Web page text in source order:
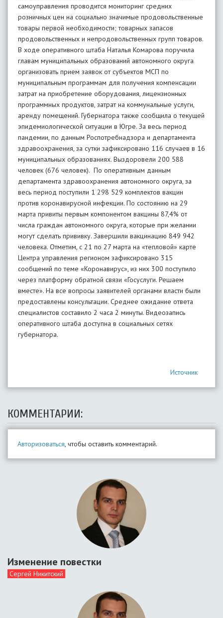
самоуправления проводится мониторинг средних
розничных цен на социально значимые продовольственные
товары первой необходимости; товарных запасов
продовольственных и непродовольственных групп товаров.
В ходе оперативного штаба Наталья Комарова поручила
главам муниципальных образований автономного округа
организовать прием заявок от субъектов МСП по
муниципальным программам для получения компенсации
затрат на приобретение оборудования, лицензионных
программных продуктов, затрат на коммунальные услуги,
аренду помещений. Губернатора также сообщила о текущей
эпидемиологической ситуации в Югре. За весь период
пандемии, по данным Роспотребнадзора и департамента
здравоохранения, за сутки зафиксировано 116 случаев в 16
муниципальных образованиях. Выздоровели 200 588
человек (676 человек). По оперативным данным
департамента здравоохранения автономного округа, за
весь период поступили 1 298 529 комплектов вакцин
против коронавирусной инфекции. По состоянию на 29
марта привиты первым компонентом вакцины 87,4% от
числа граждан автономного округа, которые при желании
могут сделать прививку. Завершили вакцинацию 849 942
человека. Отметим, с 21 по 27 марта на «тепловой» карте
Центра управления регионом зафиксировано 315
сообщений по теме «Коронавирус», из них 300 поступило
через платформу обратной связи «Госуслуги. Решаем
вместе». На все вопросы заявителей органами власти были
предоставлены консультации. Среднее ожидание ответа
специалистов составило 2 часа 2 минуты. Видеозапись
оперативного штаба доступна в социальных сетях
губернатора.
Источник
КОММЕНТАРИИ:
Авторизоваться, чтобы оставить комментарий.
Изменение повестки
Сергей Никитский